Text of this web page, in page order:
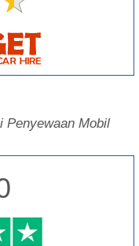
Penyewaan Mobil